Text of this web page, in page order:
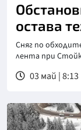
остава
Сняг по
лента при
03 май | 8:13